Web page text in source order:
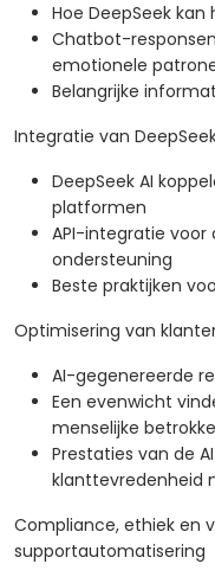
Hoe DeepSeek
Chatbot-
emotionele
Belangrijke
Integratie van
DeepSeek AI
platformen
API-integratie
ondersteuning
Beste praktijken
Optimisering van
AI-gegenereerde
Een evenwicht
menselijke
Prestaties van de
klanttevredenheid
Compliance, ethiek en
supportautomatisering